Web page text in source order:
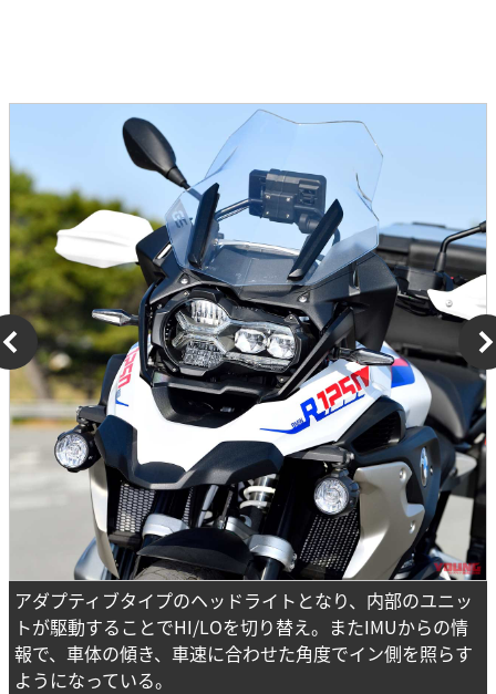
アダプティブタイプのヘッドライトとなり、内部のユニッ
トが駆動することでHI/LOを切り替え。またIMUからの情
報で、車体の傾き、車速に合わせた角度でイン側を照らす
ようになっている。